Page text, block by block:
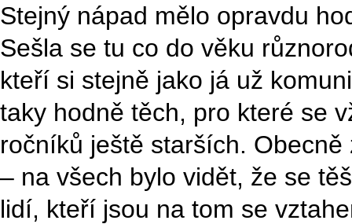
Stejný nápad mělo opravdu
Sešla se tu co do věku
kteří si stejně jako já už
taky hodně těch, pro které se
ročníků ještě starších.
– na všech bylo vidět, že se
lidí, kteří jsou na tom se